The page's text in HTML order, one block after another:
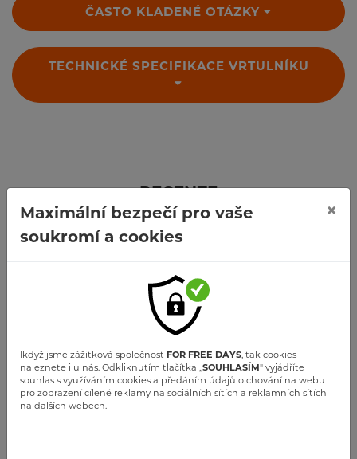
ČASTO KLADENÉ OTÁZKY
RECENZE
Kdo s námi letěl
Maximální bezpečí pro vaše
soukromí a cookies
×
Ikdyž jsme zážitková společnost FOR FREE DAYS, tak cookies
naleznete i u nás. Odkliknutím tlačítka ,,SOUHLASÍM" vyjádříte
souhlas s využíváním cookies a předáním údajů o chování na webu
pro zobrazení cílené reklamy na sociálních sítích a reklamních sítích
na dalších webech.